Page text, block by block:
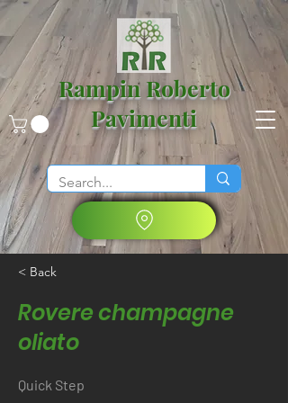
Rampin Roberto
Pavimenti
< Back
Rovere champagne
oliato
Quick Step